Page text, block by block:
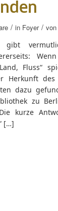
/ in Foyer / von
Fluss“
Herkunft des
dazu
zu
kurze
[…]